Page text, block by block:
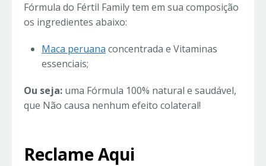
Fórmula do Fértil Family tem em sua composição
os ingredientes abaixo:
Maca peruana concentrada e Vitaminas
essenciais;
Ou seja: uma Fórmula 100% natural e saudável,
que Não causa nenhum efeito colateral!
Reclame Aqui